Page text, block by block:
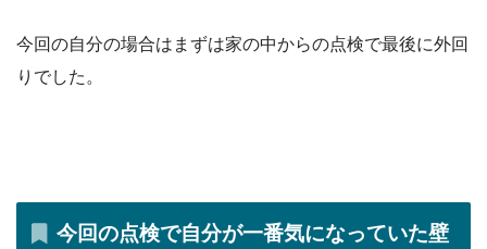
今回の自分の場合はまずは家の中からの点検で最後に外回
りでした。
今回の点検で自分が一番気になっていた壁